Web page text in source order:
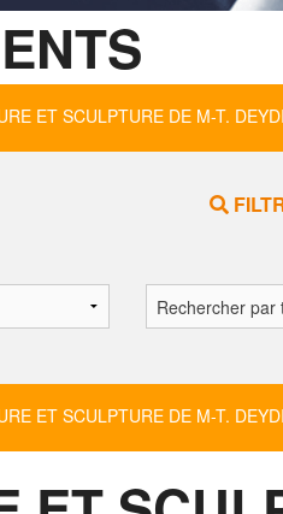
ET SCULPTURE DE M-T.
ET SCULPTURE DE M-T.